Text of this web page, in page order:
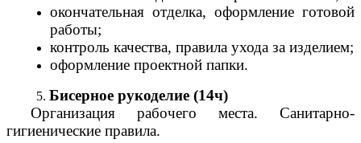
окончательная отделка, оформление готовой
работы;
контроль качества, правила ухода за изделием;
оформление проектной папки.
Бисерное рукоделие (14ч)
Организация рабочего места. Санитарно-
гигиенические правила.